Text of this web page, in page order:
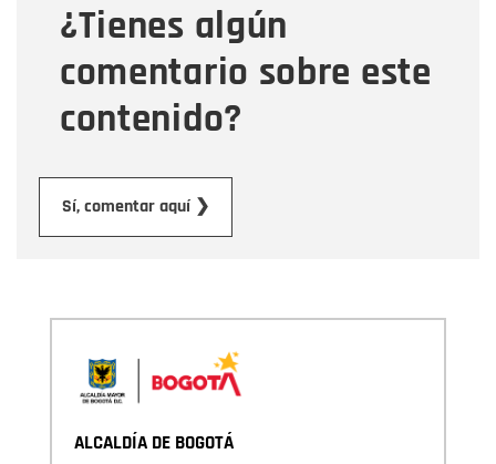
¿Tienes algún
comentario sobre este
contenido?
Sí, comentar aquí ❯
Mensaje
ALCALDÍA DE BOGOTÁ